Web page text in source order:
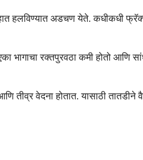
हलविण्यात अडचण येते. कधीकधी
रक्तपुरवठा कमी होतो आणि
तीव्र वेदना होतात. यासाठी